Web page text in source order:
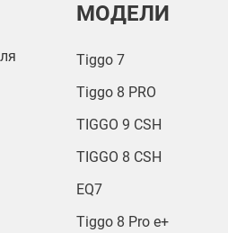
МОДЕЛИ
Tiggo 7
Tiggo 8 PRO
TIGGO 9 CSH
TIGGO 8 CSH
EQ7
Tiggo 8 Pro e+